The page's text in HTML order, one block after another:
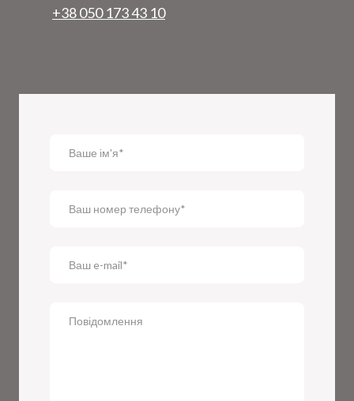
+38 050 173 43 10